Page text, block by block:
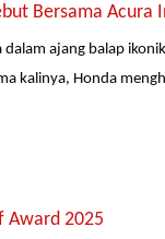
Bersama Acura
ajang balap
kalinya, Honda
Award 2025